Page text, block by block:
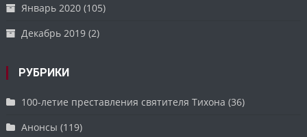
Январь 2020 (105)
Декабрь 2019 (2)
РУБРИКИ
100-летие преставления святителя Тихона (36)
Анонсы (119)